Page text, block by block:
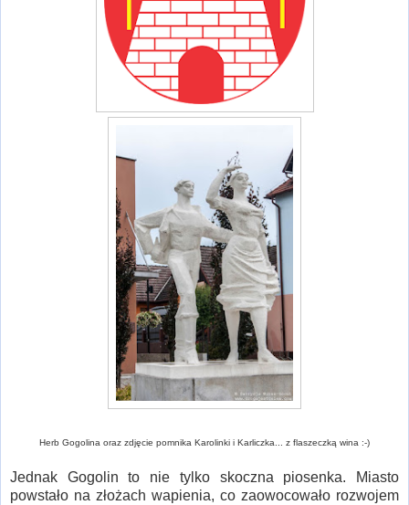
Herb Gogolina oraz zdjęcie pomnika Karolinki i Karliczka... z flaszeczką wina :-)
Jednak Gogolin to nie tylko skoczna piosenka. Miasto
powstało na złożach wapienia, co zaowocowało rozwojem